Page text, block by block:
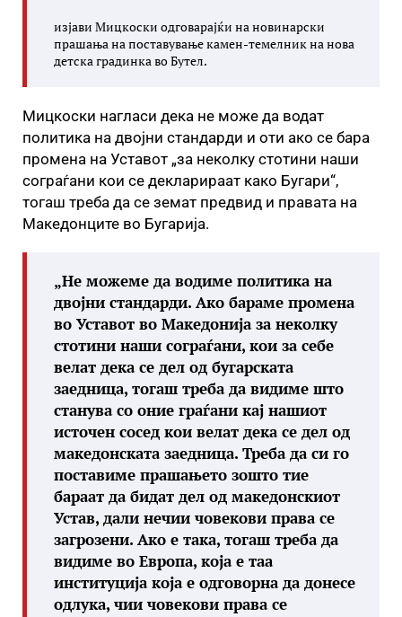
изјави Мицкоски одговарајќи на новинарски
прашања на поставување камен-темелник на нова
детска градинка во Бутел.
Мицкоски нагласи дека не може да водат
политика на двојни стандарди и оти ако се бара
промена на Уставот „за неколку стотини наши
сограѓани кои се декларираат како Бугари“,
тогаш треба да се земат предвид и правата на
Македонците во Бугарија.
„Не можеме да водиме политика на
двојни стандарди. Ако бараме промена
во Уставот во Македонија за неколку
стотини наши сограѓани, кои за себе
велат дека се дел од бугарската
заедница, тогаш треба да видиме што
станува со оние граѓани кај нашиот
источен сосед кои велат дека се дел од
македонската заедница. Треба да си го
поставиме прашањето зошто тие
бараат да бидат дел од македонскиот
Устав, дали нечии човекови права се
загрозени. Ако е така, тогаш треба да
видиме во Европа, која е таа
институција која е одговорна да донесе
одлука, чии човекови права се